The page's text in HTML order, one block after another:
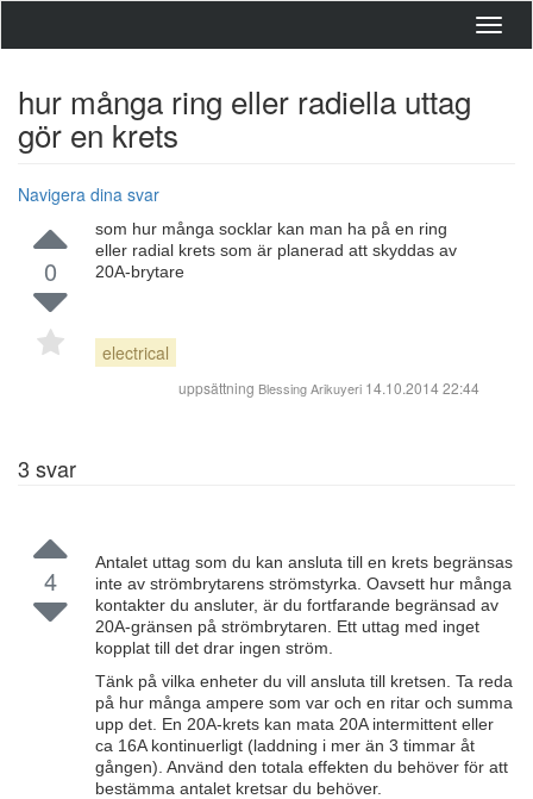
hur många ring eller radiella uttag
gör en krets
Navigera dina svar
0
som hur många socklar kan man ha på en ring
eller radial krets som är planerad att skyddas av
20A-brytare
electrical
uppsättning Blessing Arikuyeri 14.10.2014 22:44
3 svar
4
Antalet uttag som du kan ansluta till en krets begränsas
inte av strömbrytarens strömstyrka. Oavsett hur många
kontakter du ansluter, är du fortfarande begränsad av
20A-gränsen på strömbrytaren. Ett uttag med inget
kopplat till det drar ingen ström.
Tänk på vilka enheter du vill ansluta till kretsen. Ta reda
på hur många ampere som var och en ritar och summa
upp det. En 20A-krets kan mata 20A intermittent eller
ca 16A kontinuerligt (laddning i mer än 3 timmar åt
gången). Använd den totala effekten du behöver för att
bestämma antalet kretsar du behöver.